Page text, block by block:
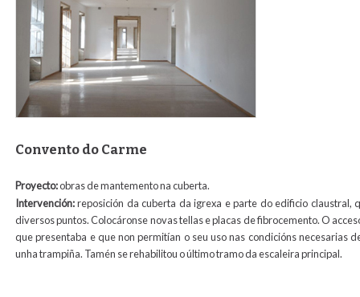
Convento do Carme
Proyecto:obras de mantemento na cuberta.
Intervención:reposición da cuberta da igrexa e parte do edificio claustral,
diversos puntos. Colocáronse novas tellas e placas de fibrocemento. O
que presentaba e que non permitían o seu uso nas condicións necesarias
unha trampiña. Tamén se rehabilitou o último tramo da escaleira principal.